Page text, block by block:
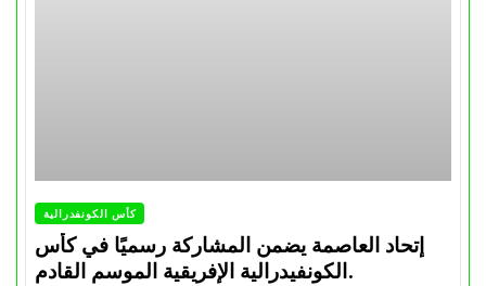
كأس الكونفدرالية
إتحاد العاصمة يضمن المشاركة رسميًا في كأس
الكونفيدرالية الإفريقية الموسم القادم.